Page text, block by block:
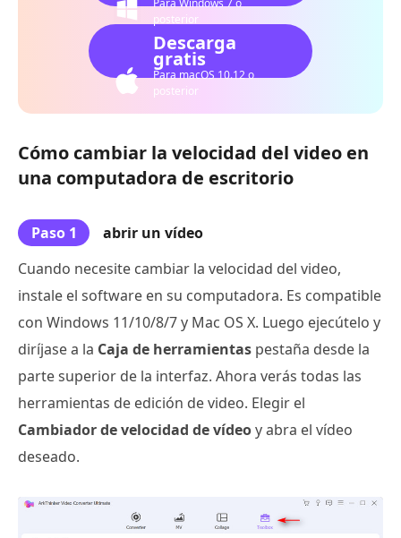
posterior
Descarga
gratis
Para macOS 10.12 o
posterior
Cómo cambiar la velocidad del video en
una computadora de escritorio
Paso 1
abrir un vídeo
Cuando necesite cambiar la velocidad del video,
instale el software en su computadora. Es compatible
con Windows 11/10/8/7 y Mac OS X. Luego ejecútelo y
diríjase a la Caja de herramientas pestaña desde la
parte superior de la interfaz. Ahora verás todas las
herramientas de edición de video. Elegir el
Cambiador de velocidad de vídeoy abra el vídeo
deseado.